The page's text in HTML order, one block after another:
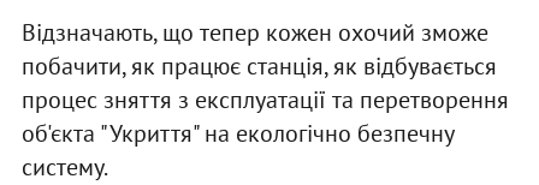
Відзначають, що тепер кожен охочий зможе
побачити, як працює станція, як відбувається
процес зняття з експлуатації та перетворення
об'єкта "Укриття" на екологічно безпечну
систему.